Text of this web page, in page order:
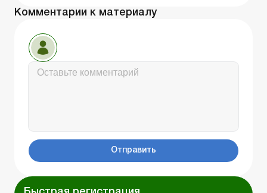
Комментарии к материалу
Отправить